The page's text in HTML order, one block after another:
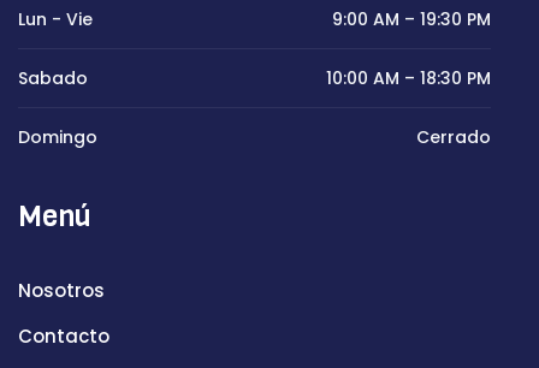
Lun - Vie 9:00 AM – 19:30 PM
Sabado 10:00 AM – 18:30 PM
Domingo Cerrado
Menú
Nosotros
Contacto